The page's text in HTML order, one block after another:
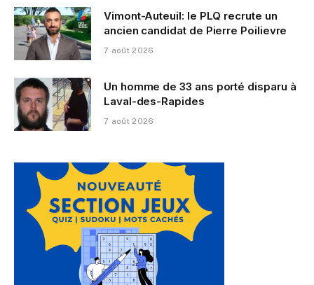
Vimont-Auteuil: le PLQ recrute un
ancien candidat de Pierre Poilievre
7 août 2026
Un homme de 33 ans porté disparu à
Laval-des-Rapides
7 août 2026